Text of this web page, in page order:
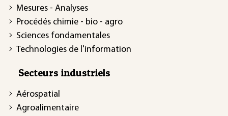
Mesures - Analyses
Procédés chimie - bio - agro
Sciences fondamentales
Technologies de l'information
Secteurs industriels
Aérospatial
Agroalimentaire